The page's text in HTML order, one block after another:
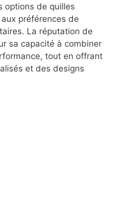
options de quilles
préférences de
La réputation de
sa capacité à combiner
tout en offrant
et des designs